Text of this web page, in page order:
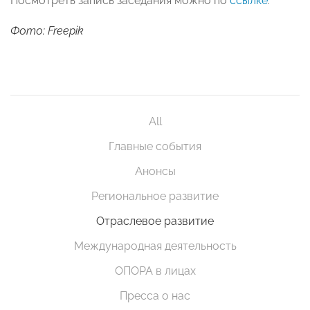
Фото: Freepik
All
Главные события
Анонсы
Региональное развитие
Отраслевое развитие
Международная деятельность
ОПОРА в лицах
Пресса о нас